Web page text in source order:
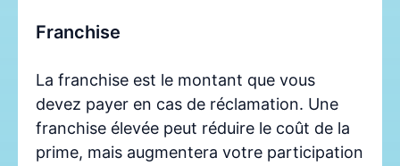
Franchise
La franchise est le montant que vous
devez payer en cas de réclamation. Une
franchise élevée peut réduire le coût de la
prime, mais augmentera votre participation